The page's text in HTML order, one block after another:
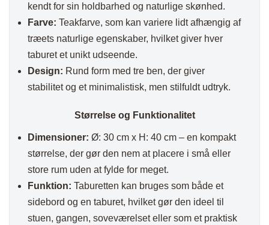
kendt for sin holdbarhed og naturlige skønhed.
Farve: Teakfarve, som kan variere lidt afhængig af
træets naturlige egenskaber, hvilket giver hver
taburet et unikt udseende.
Design: Rund form med tre ben, der giver
stabilitet og et minimalistisk, men stilfuldt udtryk.
Størrelse og Funktionalitet
Dimensioner: Ø: 30 cm x H: 40 cm – en kompakt
størrelse, der gør den nem at placere i små eller
store rum uden at fylde for meget.
Funktion: Taburetten kan bruges som både et
sidebord og en taburet, hvilket gør den ideel til
stuen, gangen, soveværelset eller som et praktisk